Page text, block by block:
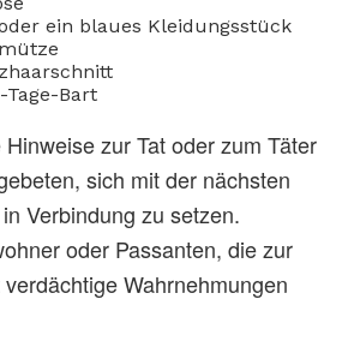
ein blaues Kleidungsstück
Tage-Bart
zur Tat oder zum Täter
sich mit der nächsten
Verbindung zu setzen.
oder Passanten, die zur
Wahrnehmungen